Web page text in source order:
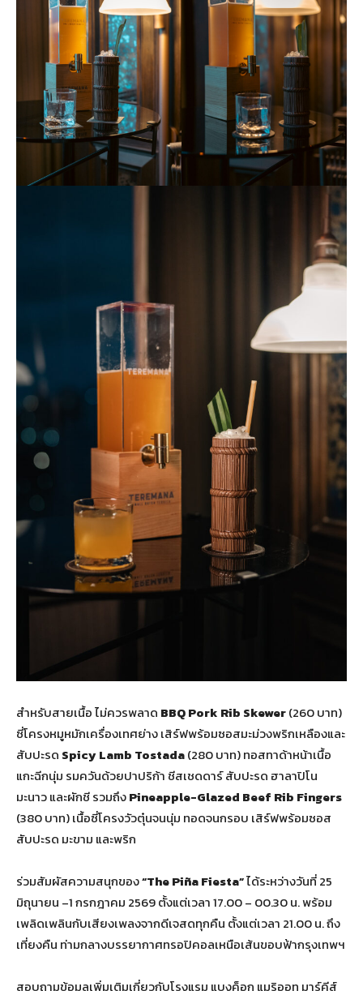
สำหรับสายเนื้อ ไม่ควรพลาด BBQ Pork Rib Skewer(260 บาท)
ซี่โครงหมูหมักเครื่องเทศย่าง เสิร์ฟพร้อมซอสมะม่วงพริกเหลืองและ
สับปะรด Spicy Lamb Tostada(280 บาท) ทอสทาด้าหน้าเนื้อ
แกะฉีกนุ่ม รมควันด้วยปาปริก้า ชีสเชดดาร์ สับปะรด ฮาลาปิโน
มะนาว และผักชี รวมถึงPineapple-Glazed Beef Rib Fingers
(380 บาท) เนื้อซี่โครงวัวตุ๋นจนนุ่ม ทอดจนกรอบ เสิร์ฟพร้อมซอส
สับปะรด มะขาม และพริก
ร่วมสัมผัสความสนุกของ“The Piña Fiesta”ได้ระหว่างวันที่ 25
มิถุนายน –1 กรกฎาคม 2569 ตั้งแต่เวลา 17.00 – 00.30 น. พร้อม
เพลิดเพลินกับเสียงเพลงจากดีเจสดทุกคืน ตั้งแต่เวลา 21.00 น. ถึง
เที่ยงคืน ท่ามกลางบรรยากาศทรอปิคอลเหนือเส้นขอบฟ้ากรุงเทพฯ
สอบถามข้อมูลเพิ่มเติมเกี่ยวกับโรงแรม แบงค็อก แมริออท มาร์คีส์